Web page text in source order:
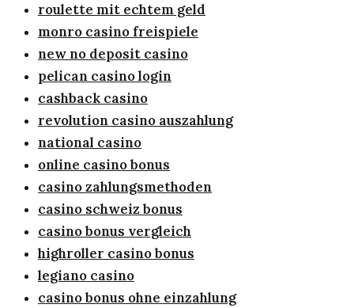
roulette mit echtem geld
monro casino freispiele
new no deposit casino
pelican casino login
cashback casino
revolution casino auszahlung
national casino
online casino bonus
casino zahlungsmethoden
casino schweiz bonus
casino bonus vergleich
highroller casino bonus
legiano casino
casino bonus ohne einzahlung